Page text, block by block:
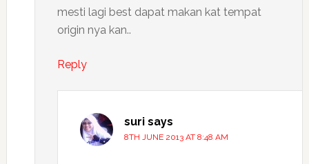
mesti lagi best dapat makan kat tempat
origin nya kan..
Reply
suri says
8TH JUNE 2013 AT 8:48 AM